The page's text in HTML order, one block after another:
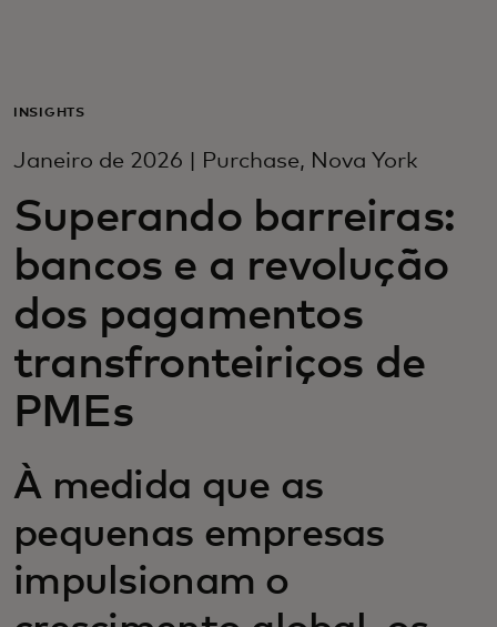
Para empresas
Para inovadores
Notícias e tendências
INSIGHTS
Janeiro de 2026 | Purchase, Nova York
Superando barreiras:
bancos e a revolução
dos pagamentos
transfronteiriços de
PMEs
À medida que as
pequenas empresas
impulsionam o